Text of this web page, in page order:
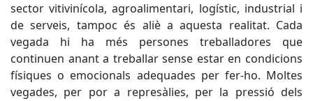
sector vitivinícola, agroalimentari, logístic, industrial i
de serveis, tampoc és aliè a aquesta realitat. Cada
vegada hi ha més persones treballadores que
continuen anant a treballar sense estar en condicions
físiques o emocionals adequades per fer-ho. Moltes
vegades, per por a represàlies, per la pressió dels